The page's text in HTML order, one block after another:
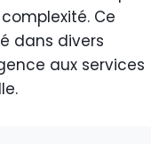
Ce
dans divers
aux services